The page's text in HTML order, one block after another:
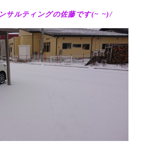
サルティングの佐藤です(~ ~)/